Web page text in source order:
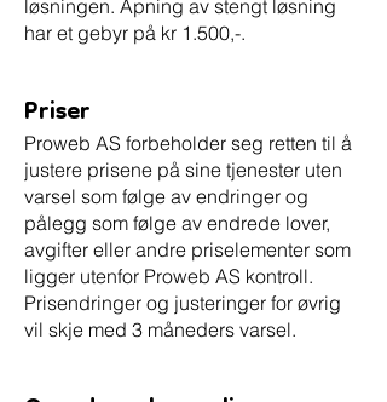
løsningen. Åpning av stengt løsning
har et gebyr på kr 1.500,-.
Priser
Proweb AS forbeholder seg retten til å
justere prisene på sine tjenester uten
varsel som følge av endringer og
pålegg som følge av endrede lover,
avgifter eller andre priselementer som
ligger utenfor Proweb AS kontroll.
Prisendringer og justeringer for øvrig
vil skje med 3 måneders varsel.